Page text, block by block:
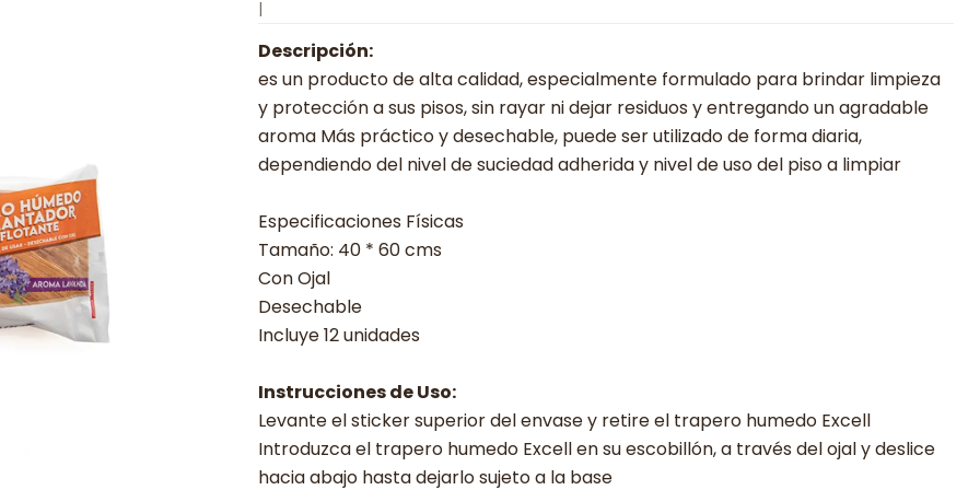
Descripción:
es un producto de alta calidad, especialmente formulado para brindar limpieza
y protección a sus pisos, sin rayar ni dejar residuos y entregando un agradable
aroma Más práctico y desechable, puede ser utilizado de forma diaria,
dependiendo del nivel de suciedad adherida y nivel de uso del piso a limpiar
Especificaciones Físicas
Tamaño: 40 * 60 cms
Con Ojal
Desechable
Incluye 12 unidades
Instrucciones de Uso:
Levante el sticker superior del envase y retire el trapero humedo Excell
Introduzca el trapero humedo Excell en su escobillón, a través del ojal y deslice
hacia abajo hasta dejarlo sujeto a la base